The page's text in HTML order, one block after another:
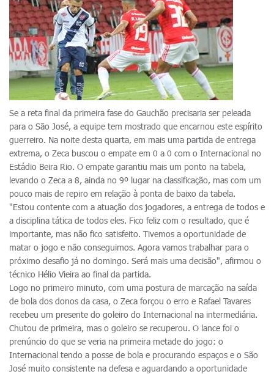
Se a reta final da primeira fase do Gauchão precisaria ser peleada
para o São José, a equipe tem mostrado que encarnou este espírito
guerreiro. Na noite desta quarta, em mais uma partida de entrega
extrema, o Zeca buscou o empate em 0 a 0 com o Internacional no
Estádio Beira Rio. O empate garantiu mais um ponto na tabela,
levando o Zeca a 8, ainda no 9º lugar na classificação, mas com um
pouco mais de repiro em relação à ponta de baixo da tabela.
"Estou contente com a atuação dos jogadores, a entrega de todos e
a disciplina tática de todos eles. Fico feliz com o resultado, que é
importante, mas não fico satisfeito. Tivemos a oportunidade de
matar o jogo e não conseguimos. Agora vamos trabalhar para o
próximo desafio já no domingo. Será mais uma decisão", afirmou o
técnico Hélio Vieira ao final da partida.
Logo no primeiro minuto, com uma postura de marcação na saída
de bola dos donos da casa, o Zeca forçou o erro e Rafael Tavares
recebeu um presente do goleiro do Internacional na intermediária.
Chutou de primeira, mas o goleiro se recuperou. O lance foi o
prenúncio do que se veria na primeira metade do jogo: o
Internacional tendo a posse de bola e procurando espaços e o São
José muito consistente na defesa e aguardando a oportunidade